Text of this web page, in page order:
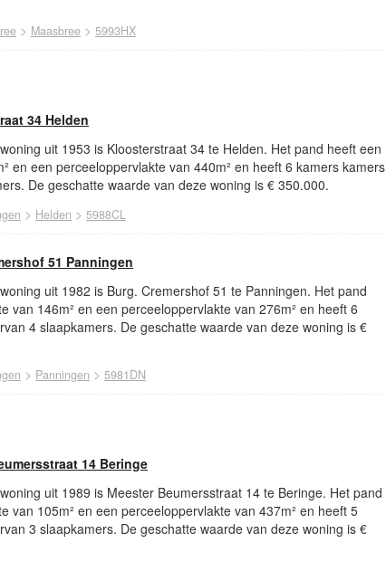
> Maasbree > 5993HX
34 Helden
uit 1953 is Kloosterstraat 34 te Helden. Het pand heeft een
en een perceeloppervlakte van 440m² en heeft 6 kamers kamers
De geschatte waarde van deze woning is € 350.000.
> Helden > 5988CL
51 Panningen
uit 1982 is Burg. Cremershof 51 te Panningen. Het pand
van 146m² en een perceeloppervlakte van 276m² en heeft 6
4 slaapkamers. De geschatte waarde van deze woning is €
> Panningen > 5981DN
14 Beringe
uit 1989 is Meester Beumersstraat 14 te Beringe. Het pand
van 105m² en een perceeloppervlakte van 437m² en heeft 5
3 slaapkamers. De geschatte waarde van deze woning is €